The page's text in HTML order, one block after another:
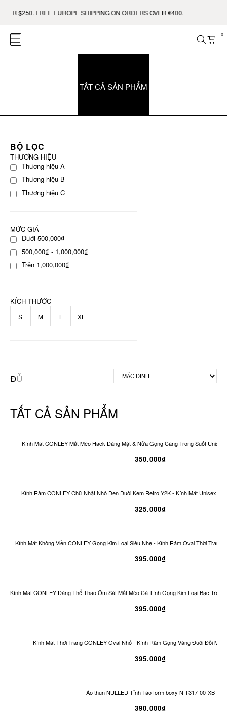
$250. FREE EUROPE SHIPPING ON ORDERS OVER €400.
0
TẤT CẢ SẢN PHẨM
BỘ LỌC
THƯƠNG HIỆU
Thương hiệu A
Thương hiệu B
Thương hiệu C
MỨC GIÁ
Dưới 500,000₫
500,000₫ - 1,000,000₫
Trên 1,000,000₫
KÍCH THƯỚC
S M L XL
TẤT CẢ SẢN PHẨM
Kính Mát CONLEY Mắt Mèo Hack Dáng Mặt & Nửa Gọng Càng Trong Suốt
350.000₫
Kính Râm CONLEY Chữ Nhật Nhỏ Đen Đuôi Kem Retro Y2K - Kính Mát Unisex
325.000₫
Kính Mát Không Viền CONLEY Gọng Kim Loại Siêu Nhẹ - Kính Râm Oval Thời Trang
395.000₫
Kính Mát CONLEY Dáng Thể Thao Ôm Sát Mắt Mèo Cá Tính Gọng Kim Loại Bạc
395.000₫
Kính Mát Thời Trang CONLEY Oval Nhỏ - Kính Râm Gọng Vàng Đuôi Đồi Mồi
395.000₫
Áo thun NULLED Tỉnh Táo form boxy N-T317-00-XB
390.000₫